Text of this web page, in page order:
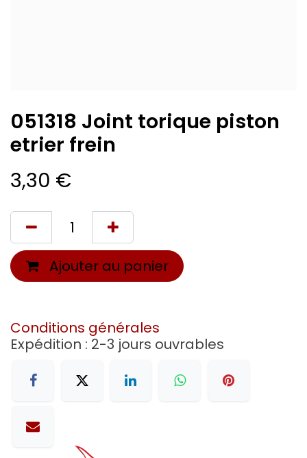
051318 Joint torique piston
etrier frein
3,30 €
Ajouter au panier
Conditions générales
Expédition : 2-3 jours ouvrables